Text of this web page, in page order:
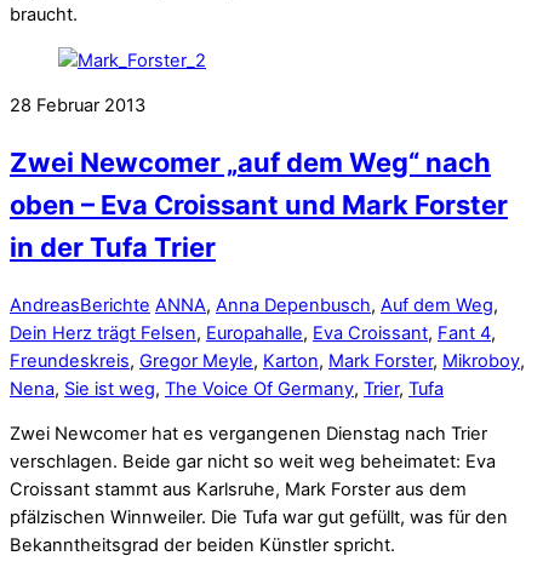
braucht.
28 Februar 2013
Zwei Newcomer „auf dem Weg“ nach
oben – Eva Croissant und Mark Forster
in der Tufa Trier
AndreasBerichte ANNA, Anna Depenbusch, Auf dem Weg,
Dein Herz trägt Felsen, Europahalle, Eva Croissant, Fant 4,
Freundeskreis, Gregor Meyle, Karton, Mark Forster, Mikroboy,
Nena, Sie ist weg, The Voice Of Germany, Trier, Tufa
Zwei Newcomer hat es vergangenen Dienstag nach Trier
verschlagen. Beide gar nicht so weit weg beheimatet: Eva
Croissant stammt aus Karlsruhe, Mark Forster aus dem
pfälzischen Winnweiler. Die Tufa war gut gefüllt, was für den
Bekanntheitsgrad der beiden Künstler spricht.